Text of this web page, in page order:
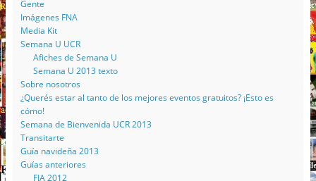
Gente
Imágenes FNA
Media Kit
Semana U UCR
Afiches de Semana U
Semana U 2013 texto
Sobre nosotros
¿Querés estar al tanto de los mejores eventos gratuitos? ¡Esto es
cómo!
Semana de Bienvenida UCR 2013
Transitarte
Guía navideña 2013
Guías anteriores
FIA 2012